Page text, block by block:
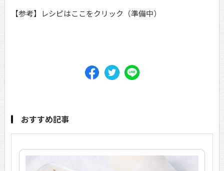
【参考】レシピはここをクリック（準備中）
おすすめ記事